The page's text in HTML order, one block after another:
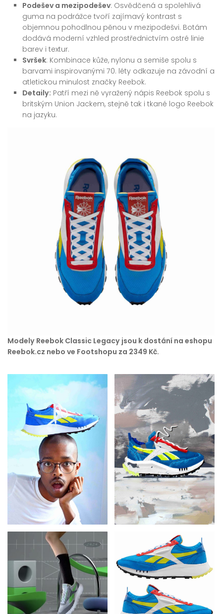
Podešev a mezipodešev: Osvědčená a spolehlivá
guma na podrážce tvoří zajímavý kontrast s
objemnou pohodlnou pěnou v mezipodešvi. Botám
dodává moderní vzhled prostřednictvím ostré linie
barev i textur.
Svršek: Kombinace kůže, nylonu a semiše spolu s
barvami inspirovanými 70. léty odkazuje na závodní a
atletickou minulost značky Reebok.
Detaily: Patří mezi ně vyražený nápis Reebok spolu s
britským Union Jackem, stejně tak i tkané logo Reebok
na jazyku.
Modely Reebok Classic Legacy jsou k dostání na eshopu
Reebok.cz nebo ve Footshopu za 2349 Kč.